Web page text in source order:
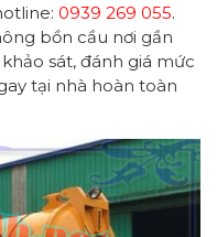
0939 269 055.
bồn cầu nơi gần
sát, đánh giá mức
tại nhà hoàn toàn